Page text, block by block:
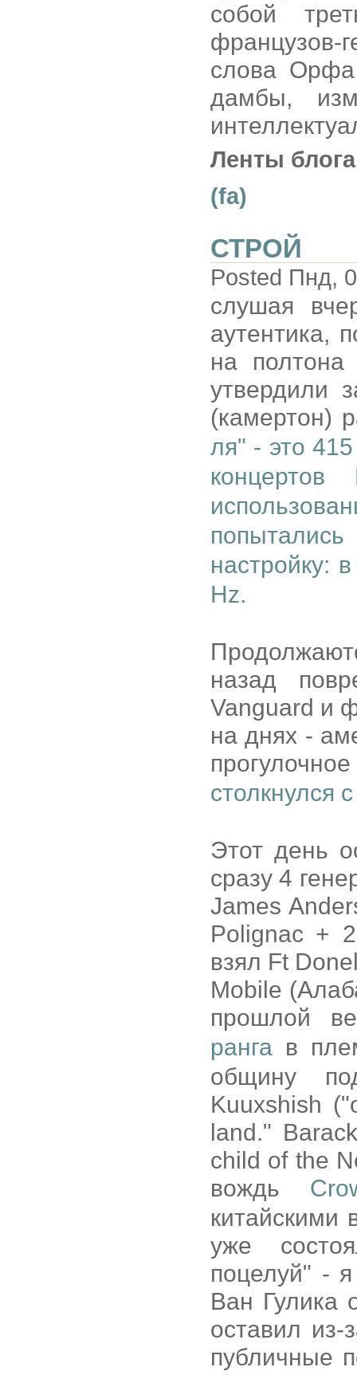
собой
слова
дамбы,
Ленты
(fa)
СТРОЙ
Posted Пнд,
слушая
аутентика,
на
утвердили
(камертон)
ля" - это
настройку:
Hz.
назад
Vanguard и
на днях -
столкнулся
Этот день
сразу 4
James
Polignac +
взял Ft
Mobile
прошлой
ранга в
общину
Kuuxshish
land."
child of the
вождь
китайскими
уже
поцелуй" -
Ван Гулика
оставил из-
публичные